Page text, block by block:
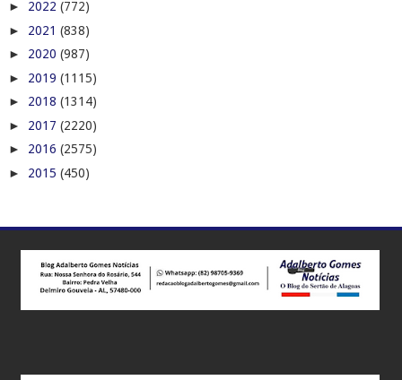
► 2022 (772)
► 2021 (838)
► 2020 (987)
► 2019 (1115)
► 2018 (1314)
► 2017 (2220)
► 2016 (2575)
► 2015 (450)